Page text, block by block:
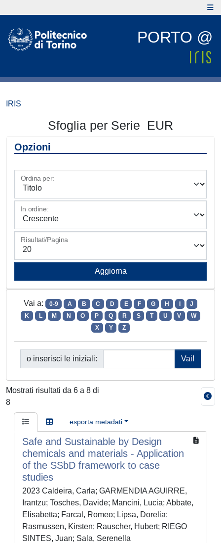
PORTO @
IRIS
Sfoglia per Serie EUR
Opzioni
Ordina per:
In ordine:
Risultati/Pagina
Vai a: 0-9 A B C D E F G H
J
K
L M N O P Q R S T U V
W
X
Y Z
o inserisci le iniziali:
Mostrati risultati da 6 a 8 di
8
esporta metadati
Safe and Sustainable by Design
chemicals and materials - Application
of the SSbD framework to case
studies
2023 Caldeira, Carla; GARMENDIA AGUIRRE,
Irantzu; Tosches, Davide; Mancini, Lucia; Abbate,
Elisabetta; Farcal, Romeo; Lipsa, Dorelia;
Rasmussen, Kirsten; Rauscher, Hubert; RIEGO
SINTES, Juan; Sala, Serenella